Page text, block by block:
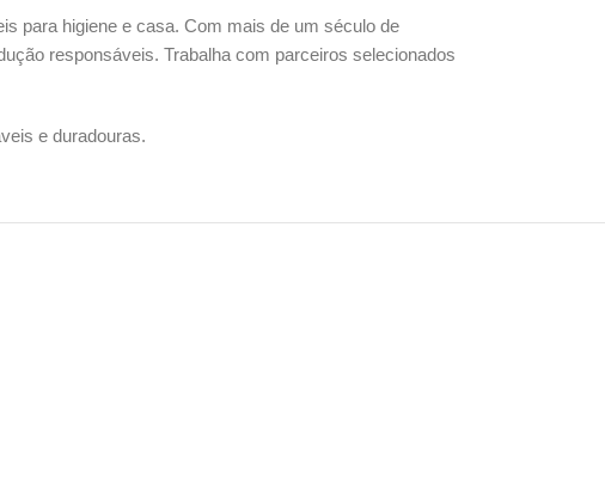
para higiene e casa. Com mais de um século de
responsáveis. Trabalha com parceiros selecionados
e duradouras.